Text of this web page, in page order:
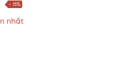
- 15%
nhất